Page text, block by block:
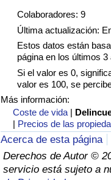
Colaboradores: 9
Última actualización:
Estos datos están
página en los últimos 3
Si el valor es 0,
valor es 100, se
Más información:
Coste de vida |
| Precios de las
Acerca de esta página
Derechos de Autor ©
servicio está sujeto a
Índice de Tráfico por